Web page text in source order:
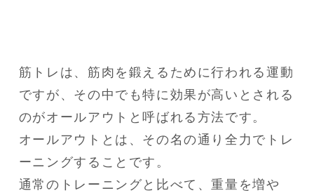
筋トレは、筋肉を鍛えるために行われる運動
ですが、その中でも特に効果が高いとされる
のがオールアウトと呼ばれる方法です。
オールアウトとは、その名の通り全力でトレ
ーニングすることです。
通常のトレーニングと比べて、重量を増や